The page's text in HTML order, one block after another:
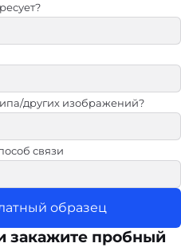
других изображений?
связи
образец
закажите пробный